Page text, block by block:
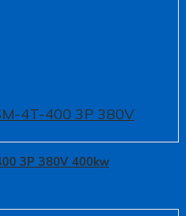
3P 380V 400kw